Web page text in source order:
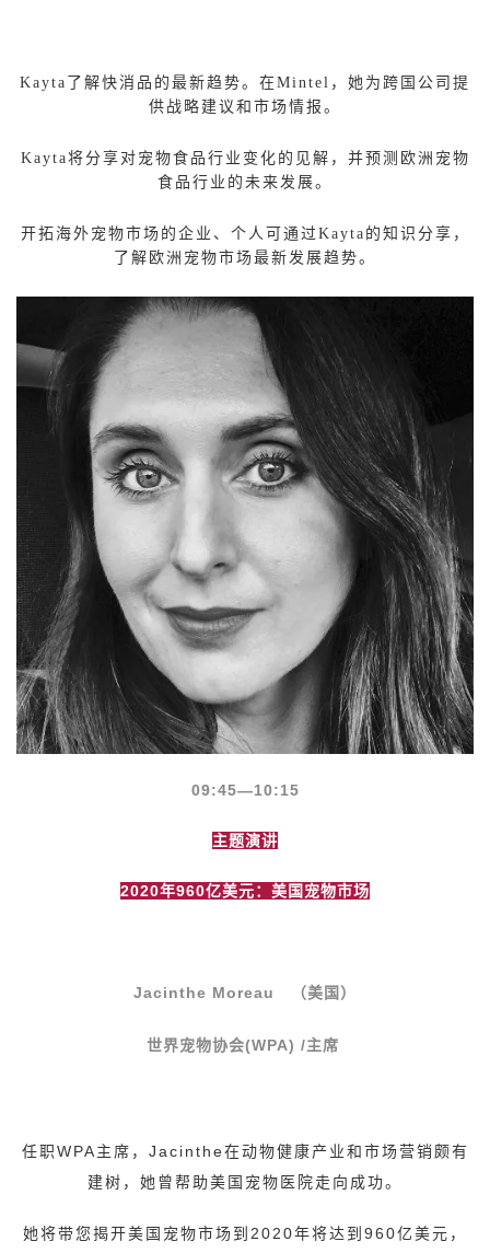
Kayta 了解快消品的最新趋势。在Mintel，她为跨国公司提
供战略建议和市场情报。
Kayta将分享对宠物食品行业变化的见解，并预测欧洲宠物
食品行业的未来发展。
开拓海外宠物市场的企业、个人可通过Kayta的知识分享，
了解欧洲宠物市场最新发展趋势。
09:45—10:15
主题演讲
2020年960亿美元：美国宠物市场
Jacinthe Moreau （美国）
世界宠物协会(WPA) /主席
任职WPA主席，Jacinthe在动物健康产业和市场营销颇有
建树，她曾帮助美国宠物医院走向成功。
她将带您揭开美国宠物市场到2020年将达到960亿美元，